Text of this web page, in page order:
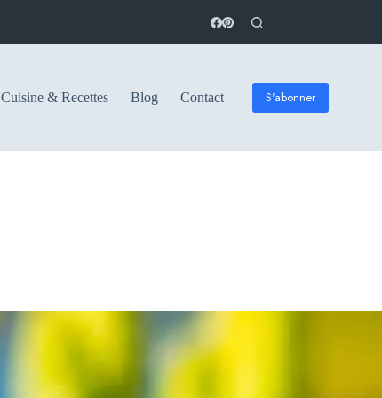
Cuisine & Recettes Blog Contact S'abonner